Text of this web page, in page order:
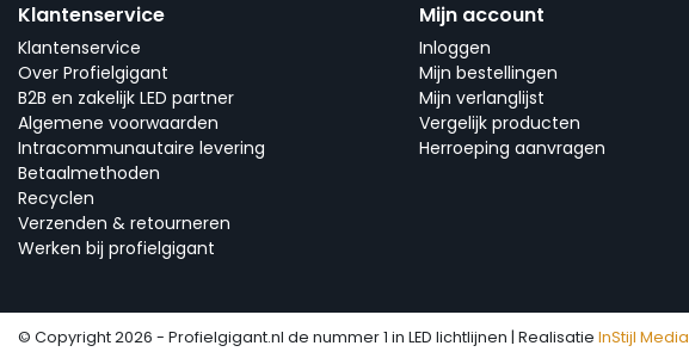
Klantenservice
Klantenservice
Over Profielgigant
B2B en zakelijk LED partner
Algemene voorwaarden
Intracommunautaire levering
Betaalmethoden
Recyclen
Verzenden & retourneren
Werken bij profielgigant
Mijn account
Inloggen
Mijn bestellingen
Mijn verlanglijst
Vergelijk producten
Herroeping aanvragen
© Copyright 2026 - Profielgigant.nl de nummer 1 in LED lichtlijnen | Realisatie InStijl Media